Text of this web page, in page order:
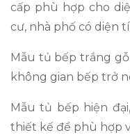
cấp phù hợp cho
cư, nhà phố có diện
Mẫu tủ bếp trắng gỗ
không gian bếp trở
Mẫu tủ bếp hiện
thiết kế để phù hợp